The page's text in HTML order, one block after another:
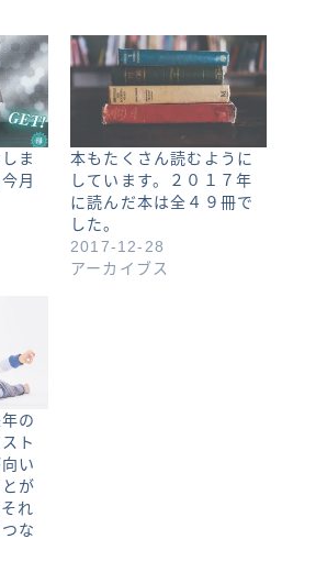
ま
月
本もたくさん読むように
しています。２０１７年
に読んだ本は全４９冊で
した。
2017-12-28
アーカイブス
の
ト
い
が
れ
な